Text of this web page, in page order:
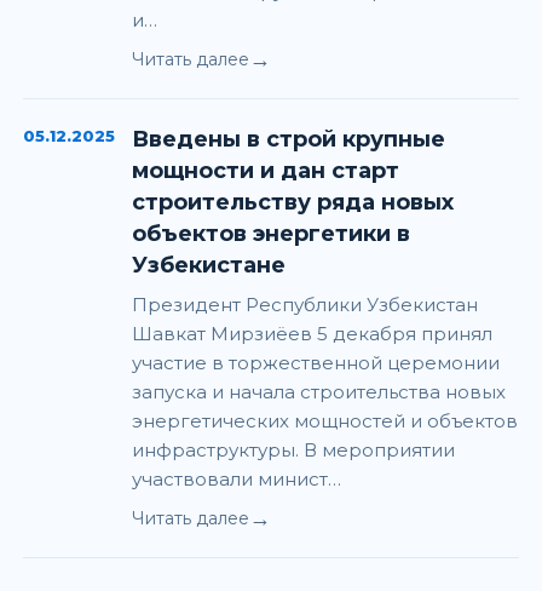
и…
Читать далее →
05.12.2025
Введены в строй крупные
мощности и дан старт
строительству ряда новых
объектов энергетики в
Узбекистане
Президент Республики Узбекистан
Шавкат Мирзиёев 5 декабря принял
участие в торжественной церемонии
запуска и начала строительства новых
энергетических мощностей и объектов
инфраструктуры. В мероприятии
участвовали минист…
Читать далее →